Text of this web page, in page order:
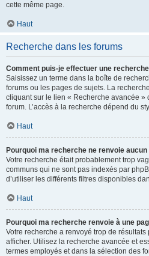
cette même page.
Haut
Recherche dans les forums
Comment puis-je effectuer une
Saisissez un terme dans la boîte de
forums ou les pages de sujets. La
cliquant sur le lien « Recherche avancée »
forum. L’accès à la recherche dépend du
Haut
Pourquoi ma recherche ne renvoie
Votre recherche était probablement trop
communs qui ne sont pas indexés par
d’utiliser les différents filtres disponibles
Haut
Pourquoi ma recherche renvoie à une
Votre recherche a renvoyé trop de
afficher. Utilisez la recherche avancée et
termes employés et dans la sélection des